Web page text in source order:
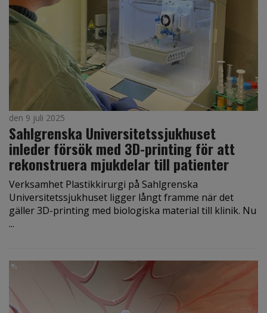
den 9 juli 2025
Sahlgrenska Universitetssjukhuset
inleder försök med 3D-printing för att
rekonstruera mjukdelar till patienter
Verksamhet Plastikkirurgi på Sahlgrenska
Universitetssjukhuset ligger långt framme när det
gäller 3D-printing med biologiska material till klinik. Nu
...